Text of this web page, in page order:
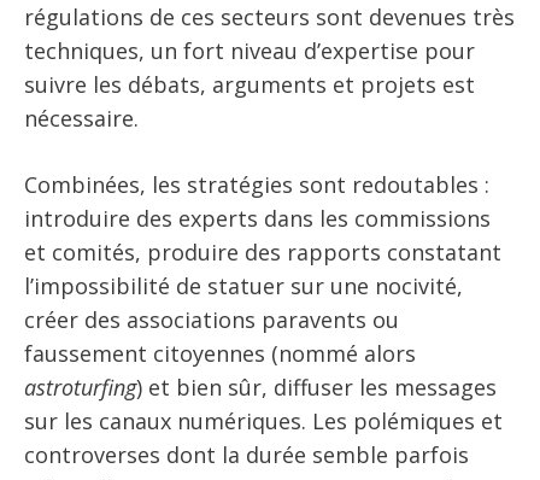
régulations de ces secteurs sont devenues très
techniques, un fort niveau d’expertise pour
suivre les débats, arguments et projets est
nécessaire.
Combinées, les stratégies sont redoutables :
introduire des experts dans les commissions
et comités, produire des rapports constatant
l’impossibilité de statuer sur une nocivité,
créer des associations paravents ou
faussement citoyennes (nommé alors
astroturfing) et bien sûr, diffuser les messages
sur les canaux numériques. Les polémiques et
controverses dont la durée semble parfois